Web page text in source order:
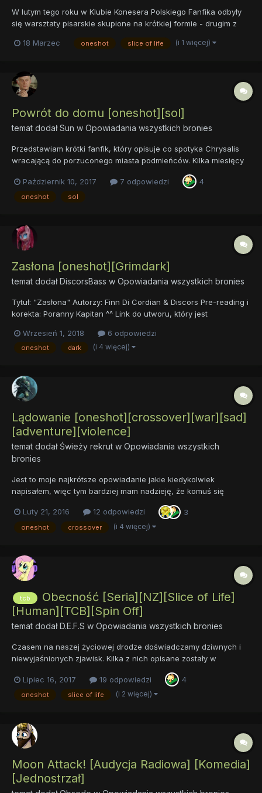
W lutym tego roku w Klubie Konesera Polskiego Fanfika odbyły
się warsztaty pisarskie skupione na krótkiej formie - drugim z
Cadance, do 1000 słów. Udało mnie się szybko zrealizować
18 Marzec oneshot slice of life (i 1 więcej)
Powrót do domu [oneshot][sol]
temat dodałSun w Opowiadania wszystkich bronies
Przedstawiam krótki fanfik, który opisuje co spotyka Chrysalis
wracającą do porzuconego miasta podmieńców. Kilka miesięcy
pozbawili Chrysalis potęgi, poddanych i miasta. Królowa wraca
do zrujnowanego, porzuconego miasta po kilka rzeczy...
Październik 10, 2017 7 odpowiedzi 4
oneshot sol
Zasłona [oneshot][Grimdark]
temat dodałDiscorsBass w Opowiadania wszystkich bronies
Tytuł: "Zasłona" Autorzy: Finn Di Cordian & Discors Pre-reading i
korekta: Poranny Kapitan ^^ Link do utworu, który jest
https://docs.google.com/document/d/1mxrMGu4W-
UFn_NyOWuNh_x-kRT1xM1JU1zxHvqbeBGU/edit Tutaj chciałbym
Wrzesień 1, 2018 6 odpowiedzi
oneshot dark (i 4 więcej)
Lądowanie [oneshot][crossover][war][sad]
[adventure][violence]
temat dodał Świeży rekrut w Opowiadania wszystkich
bronies
Jest to moje najkrótsze opowiadanie jakie kiedykolwiek
napisałem, więc tym bardziej mam nadzieję, że komuś się
grą komputerową, przez co to uniwersum uważam za swoją,
własną perłę. Napisałem je na konkurs Dolara i zajęło ostatnie
Luty 21, 2016 12 odpowiedzi 3
oneshot crossover (i 4 więcej)
tcb
Obecność [Seria][NZ][Slice of Life]
[Human][TCB][Spin Off]
temat dodałD.E.F.S w Opowiadania wszystkich bronies
Czasem na naszej życiowej drodze doświadczamy dziwnych i
niewyjaśnionych zjawisk. Kilka z nich opisane zostały w
większego multiwersum i dopełnieniem świata TCB, który
możecie poznać w opowiadaniu "Avatar". Dwie pierw...
Lipiec 16, 2017 19 odpowiedzi 4
oneshot slice of life (i 2 więcej)
Moon Attack! [Audycja Radiowa] [Komedia]
[Jednostrzał]